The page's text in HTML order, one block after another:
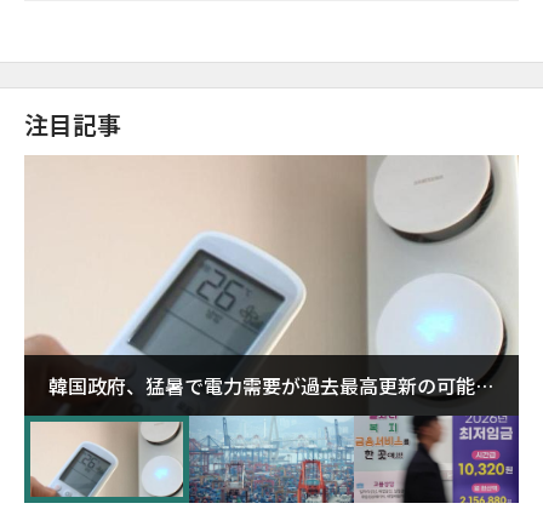
注目記事
韓国政府、猛暑で電力需要が過去最高更新の可能性
に需給対応体制を点検